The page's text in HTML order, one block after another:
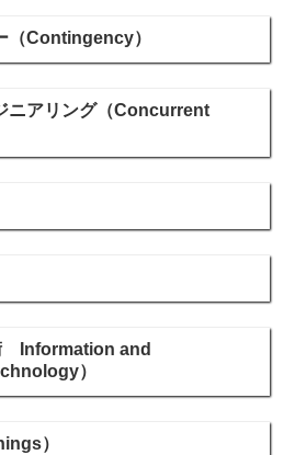
（Contingency）
ニアリング（Concurrent
Information and
）
）